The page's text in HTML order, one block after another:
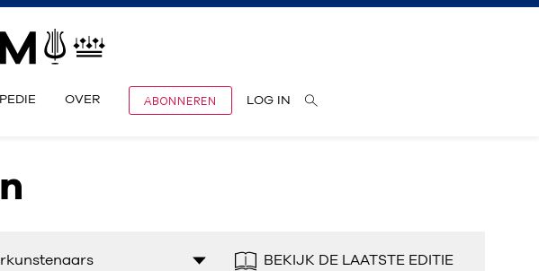
OVER ABONNEREN LOG IN
BEKIJK DE LAATSTE EDITIE